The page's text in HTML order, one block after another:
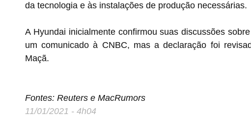
da tecnologia e às instalações de produção necessárias.
A Hyundai inicialmente confirmou suas discussões
um comunicado à CNBC, mas a declaração foi
Maçã.
Fontes: Reuters e MacRumors
11/01/2021 - 4h04